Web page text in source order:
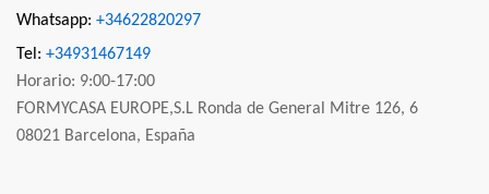
Whatsapp: +34622820297
Tel: +34931467149
Horario: 9:00-17:00
FORMYCASA EUROPE,S.L Ronda de General Mitre 126, 6
08021 Barcelona, España